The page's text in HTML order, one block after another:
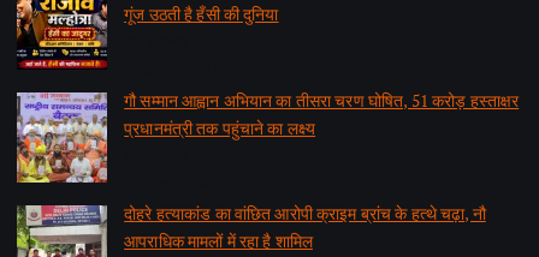
गूंज उठती है हँसी की दुनिया
गौ सम्मान आह्वान अभियान का तीसरा चरण घोषित, 51 करोड़ हस्ताक्षर
प्रधानमंत्री तक पहुंचाने का लक्ष्य
दोहरे हत्याकांड का वांछित आरोपी क्राइम ब्रांच के हत्थे चढ़ा, नौ
आपराधिक मामलों में रहा है शामिल